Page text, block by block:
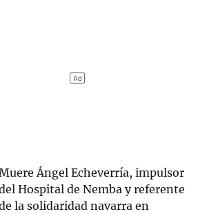
Ángel Echeverría, impulsor
Hospital de Nemba y referente
la solidaridad navarra en